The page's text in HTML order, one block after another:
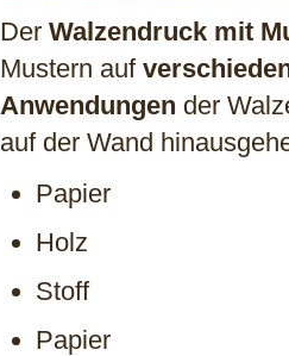
Der Walzendruck mit
Mustern auf
Anwendungen der
auf der Wand
Papier
Holz
Stoff
Papier